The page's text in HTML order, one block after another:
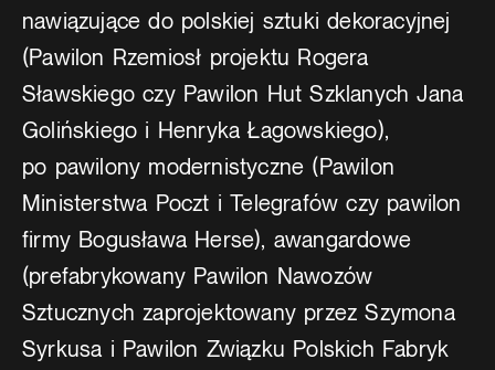
nawiązujące do polskiej sztuki dekoracyjnej
(Pawilon Rzemiosł projektu Rogera
Sławskiego czy Pawilon Hut Szklanych Jana
Golińskiego i Henryka Łagowskiego),
po pawilony modernistyczne (Pawilon
Ministerstwa Poczt i Telegrafów czy pawilon
firmy Bogusława Herse), awangardowe
(prefabrykowany Pawilon Nawozów
Sztucznych zaprojektowany przez Szymona
Syrkusa i Pawilon Związku Polskich Fabryk